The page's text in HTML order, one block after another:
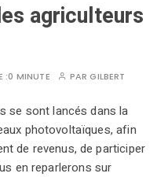
agriculteurs
:0 MINUTE PARGILBERT
se sont lancés dans la
photovoltaïques, afin
de revenus, de participer
en reparlerons sur